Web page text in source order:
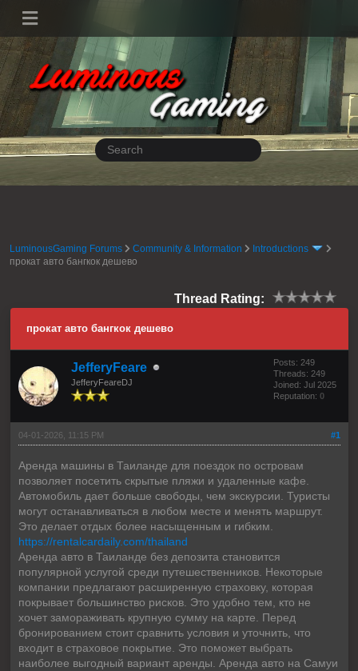
LuminousGaming Forums Community & Information
Introductions
прокат авто бангкок дешево
Thread Rating:
прокат авто бангкок дешево
JefferyFeare
JefferyFeareDJ
Posts: 249
Threads: 249
Joined: Jul 2025
Reputation: 0
#1
04-01-2026, 11:15 PM
Аренда машины в Таиланде для поездок по островам
позволяет посетить скрытые пляжи и удаленные кафе.
Автомобиль дает больше свободы, чем экскурсии. Туристы
могут останавливаться в любом месте и менять маршрут.
Это делает отдых более насыщенным и гибким.
https://rentalcardaily.com/thailand
Аренда авто в Таиланде без депозита становится
популярной услугой среди путешественников. Некоторые
компании предлагают расширенную страховку, которая
покрывает большинство рисков. Это удобно тем, кто не
хочет замораживать крупную сумму на карте. Перед
бронированием стоит сравнить условия и уточнить, что
входит в страховое покрытие. Это поможет выбрать
наиболее выгодный вариант аренды. Аренда авто на Самуи